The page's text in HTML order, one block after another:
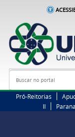
Busca
Pró-Reitorias
II